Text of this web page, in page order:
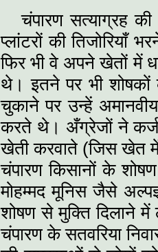
चंपारण सत्‍याग्रह
प्लांटरों की तिजोरियाँ
फिर भी वे अपने खेतों में
थे। इतने पर भी शोषकों
चुकाने पर उन्‍हें
करते थे। अँग्रेजों ने
खेती करवाते (जिस खेत में
चंपारण किसानों के
मोहम्मद मूनिस जैसे
शोषण से मुक्ति दिलाने में
चंपारण के सतवरिया